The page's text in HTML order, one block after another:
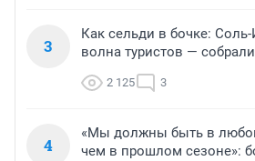
3
Как сельди в бочке:
волна туристов —
2 125 3
4
«Мы должны быть в
чем в прошлом сезоне»: